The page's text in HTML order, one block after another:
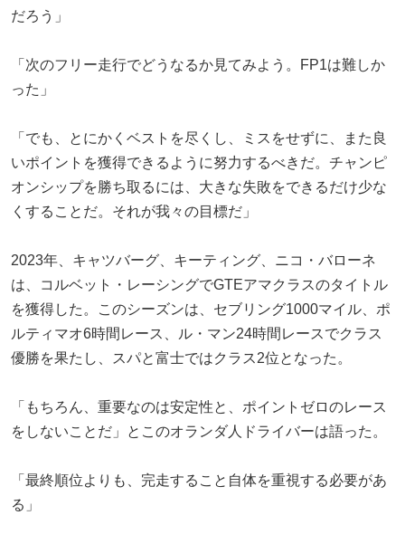
だろう」
「次のフリー走行でどうなるか見てみよう。FP1は難しか
った」
「でも、とにかくベストを尽くし、ミスをせずに、また良
いポイントを獲得できるように努力するべきだ。チャンピ
オンシップを勝ち取るには、大きな失敗をできるだけ少な
くすることだ。それが我々の目標だ」
2023年、キャツバーグ、キーティング、ニコ・バローネ
は、コルベット・レーシングでGTEアマクラスのタイトル
を獲得した。このシーズンは、セブリング1000マイル、ポ
ルティマオ6時間レース、ル・マン24時間レースでクラス
優勝を果たし、スパと富士ではクラス2位となった。
「もちろん、重要なのは安定性と、ポイントゼロのレース
をしないことだ」とこのオランダ人ドライバーは語った。
「最終順位よりも、完走すること自体を重視する必要があ
る」